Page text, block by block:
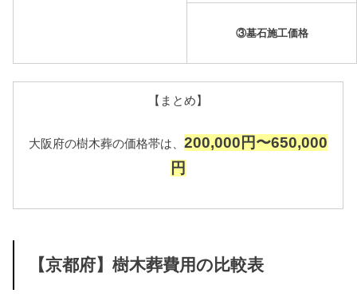
③墓石施工価格
【まとめ】
大阪府の樹木葬の価格帯は、200,000円〜650,000
円
【京都府】樹木葬費用の比較表